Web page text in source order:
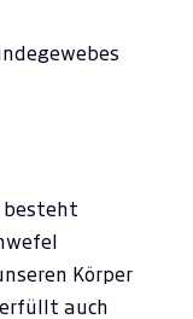
besteht
Körper
auch